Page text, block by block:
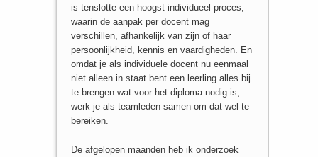
is tenslotte een hoogst individueel proces,
waarin de aanpak per docent mag
verschillen, afhankelijk van zijn of haar
persoonlijkheid, kennis en vaardigheden. En
omdat je als individuele docent nu eenmaal
niet alleen in staat bent een leerling alles bij
te brengen wat voor het diploma nodig is,
werk je als teamleden samen om dat wel te
bereiken.
De afgelopen maanden heb ik onderzoek